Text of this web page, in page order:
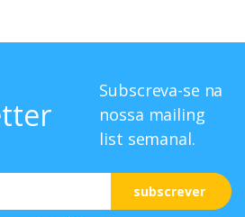
Subscreva-se na
nossa mailing
list semanal.
subscrever